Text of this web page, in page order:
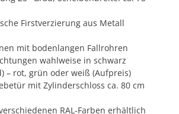
Firstverzierung aus Metall
mit bodenlangen Fallrohren
wahlweise in schwarz
– rot, grün oder weiß (Aufpreis)
mit Zylinderschloss ca. 80 cm
RAL-Farben erhältlich